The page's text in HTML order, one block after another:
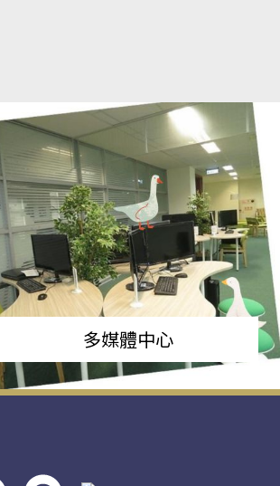
多媒體中心